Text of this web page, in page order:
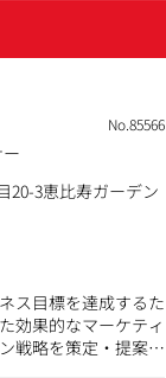
No.85566
20-3恵比寿ガーデン
ス目標を達成するた
効果的なマーケティ
戦略を策定・提案し